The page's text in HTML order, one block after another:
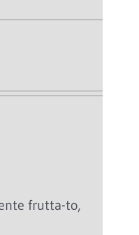
frutta-to,